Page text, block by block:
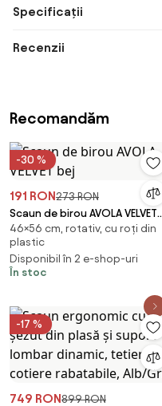
Specificații
Recenzii
Recomandăm
-30 %
191 RON273 RON
Scaun de birou AVOLA VELVET
bej
46×56 cm, rotativ, cu roți din
plastic
Disponibil în 2 e-shop-uri
În stoc
-17 %
749 RON899 RON